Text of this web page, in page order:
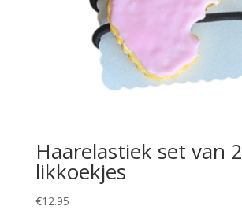
Haarelastiek set van 2
likkoekjes
€12.95